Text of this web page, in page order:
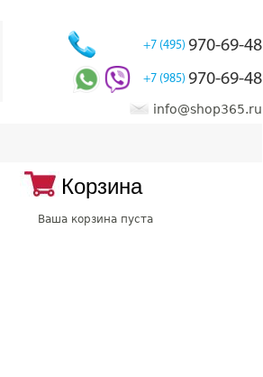
+7 (495) 970-69-48
+7 (985) 970-69-48
info@shop365.ru
Корзина
Ваша корзина пуста